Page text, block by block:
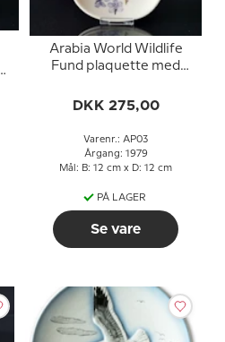
Arabia World Wildlife
Fund plaquette med
DKK 275,00
Varenr.: AP03
Årgang: 1979
Mål: B: 12 cm x D: 12 cm
PÅ LAGER
Se vare